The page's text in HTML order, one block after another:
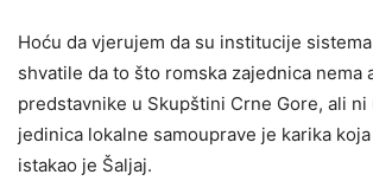
Hoću da vjerujem da su institucije
shvatile da to što romska zajednica nema
predstavnike u Skupštini Crne Gore, ali ni
jedinica lokalne samouprave je karika koja
istakao je Šaljaj.